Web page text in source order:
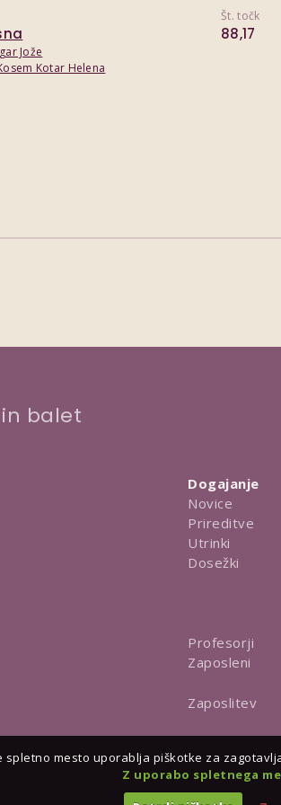
Jože
Kotar Helena
Št. točk
88,17
balet
Dogajanje
Novice
Prireditve
Utrinki
Dosežki
Profesorji
Zaposleni
Zaposlitev
spletno mesto uporablja piškotke za
Z uporabo spletnega